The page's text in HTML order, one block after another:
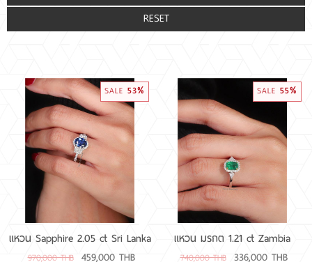
สินค้าประมูล
สั่งเพชร GIA นำเข้า
RARE DIAMOND
ติดต่อเรา
เกี่ยวกับเรา
2CT - 2.99CT
3CT - 3.99CT
Fancy color[Green,Pink,Blue .etc]
D E F (น้ำ 100-99-98)(Colorless)
K-Z (น้ำ 93 และต่ำกว่า)
SALE 53%
แหวน Sapphire 2.05 ct Sri Lanka
970,000 THB 459,000 THB
SALE 55%
แหวน มรกต 1.21 ct Zambia
740,000 THB 336,000 THB